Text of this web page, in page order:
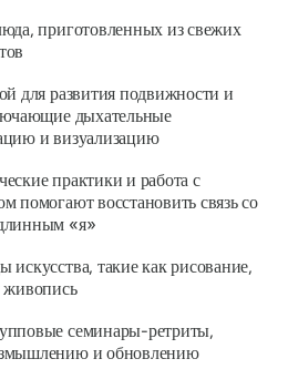
приготовленных из свежих
для развития подвижности и
дыхательные
и визуализацию
практики и работа с
помогают восстановить связь со
«я»
искусства, такие как рисование,
живопись
семинары-ретриты,
и обновлению